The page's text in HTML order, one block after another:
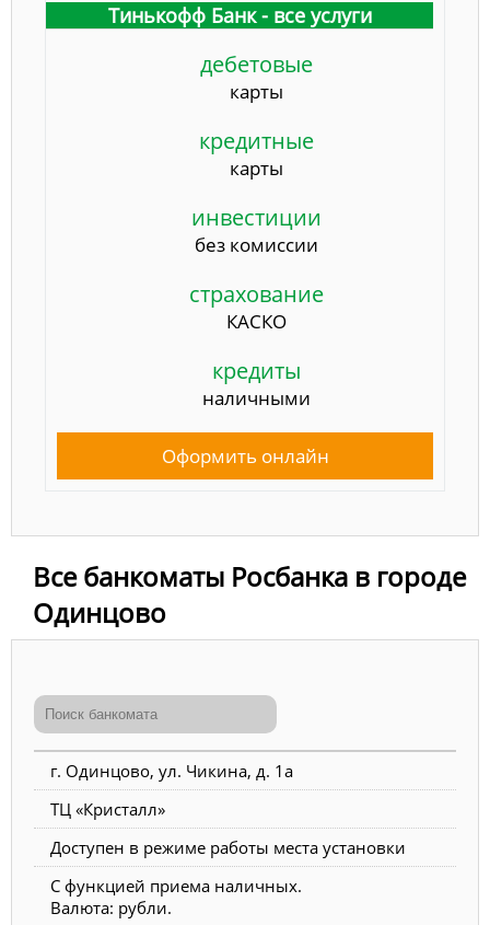
Тинькофф Банк - все услуги
дебетовые
карты
кредитные
карты
инвестиции
без комиссии
страхование
КАСКО
кредиты
наличными
Оформить онлайн
Все банкоматы Росбанка в городе
Одинцово
г. Одинцово, ул. Чикина, д. 1а
ТЦ «Кристалл»
Доступен в режиме работы места установки
С функцией приема наличных.
Валюта: рубли.